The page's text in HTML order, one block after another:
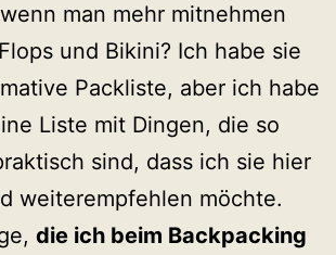
man mehr mitnehmen
und Bikini? Ich habe sie
Packliste, aber ich habe
Liste mit Dingen, die so
sind, dass ich sie hier
weiterempfehlen möchte.
die ich beim Backpacking